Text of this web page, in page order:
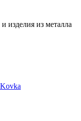
изделия из металла